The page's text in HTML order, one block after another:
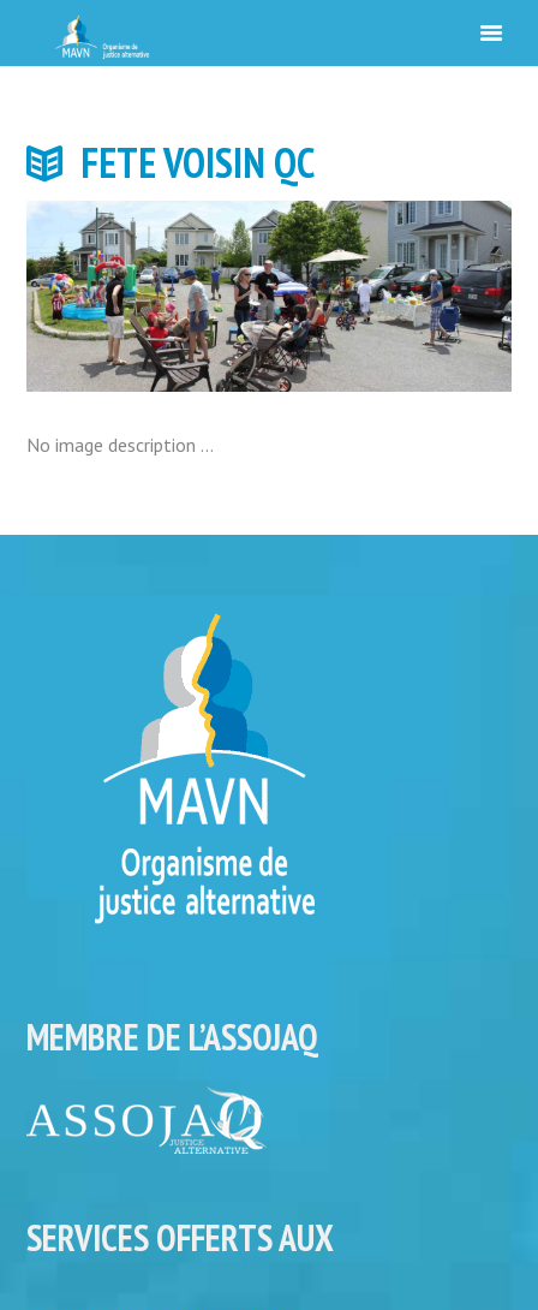
FETE VOISIN QC
No image description ...
MEMBRE DE L’ASSOJAQ
SERVICES OFFERTS AUX